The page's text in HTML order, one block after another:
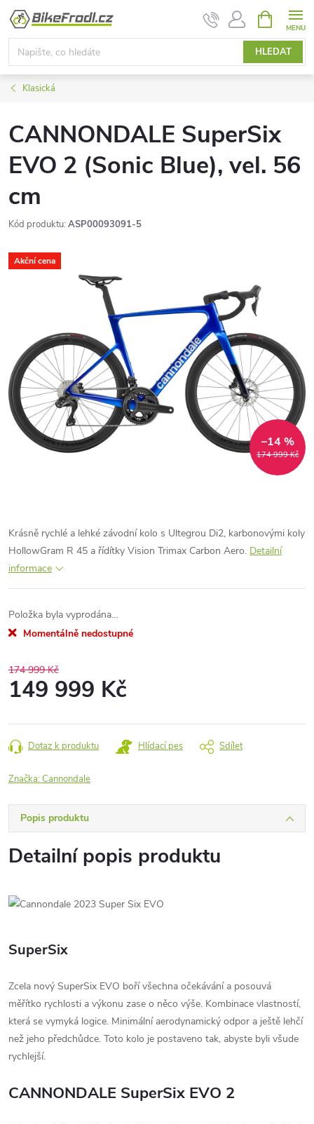
Přejít
obsah
HLEDAT
NÁKUPNÍ
KOŠÍK
Klasická
CANNONDALE SuperSix
EVO 2 (Sonic Blue), vel. 56
cm
Kód produktu: ASP00093091-5
Akční cena
174 999 Kč
–14 %
Krásně rychlé a lehké závodní kolo s Ultegrou Di2, karbonovými koly
HollowGram R 45 a řídítky Vision Trimax Carbon Aero. Detailní
informace
Položka byla vyprodána…
Momentálně nedostupné
174 999 Kč
149 999 Kč
cena:
Dotaz k produktu Hlídací pes Sdílet
Značka:Cannondale
Popis produktu
Detailní popis produktu
SuperSix
Zcela nový SuperSix EVO boří všechna očekávání a posouvá
měřítko rychlosti a výkonu zase o něco výše. Kombinace vlastností,
která se vymyká logice. Minimální aerodynamický odpor a ještě lehčí
než jeho předchůdce. Toto kolo je postaveno tak, abyste byli všude
rychlejší.
CANNONDALE SuperSix EVO 2